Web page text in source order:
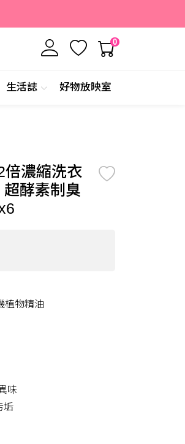
0
生活誌 好物放映室
倍濃縮洗衣
酵素制臭
植物精油
味
垢